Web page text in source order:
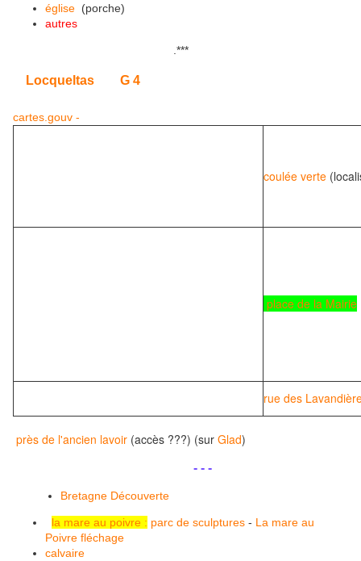
église (porche)
autres
***
Locqueltas G 4
cartes.gouv -
coulée verte
place de la Mairie
rue des
près de l'ancien lavoir (accès ???) (sur Glad)
- - -
Bretagne Découverte
la mare au poivre : parc de sculptures - La mare au
Poivre fléchage
calvaire